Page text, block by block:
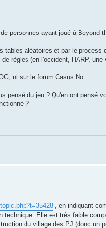
personnes ayant joué à Beyond
aléatoires et par le process
règles (en l'occident, HARP, une
ni sur le forum Casus No.
pensé du jeu ? Qu'en ont pensé
?
, en indiquant
Elle est très faible
du village des PJ (donc un